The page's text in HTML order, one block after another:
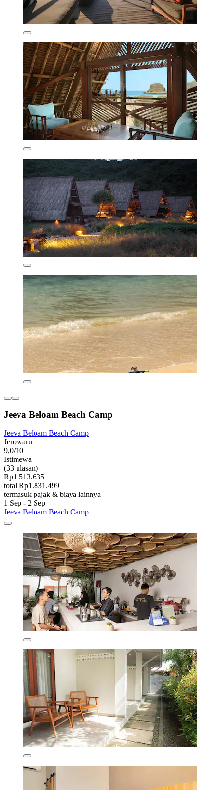
Jeeva Beloam Beach Camp
Jeeva Beloam Beach Camp
Jerowaru
9,0/10
Istimewa
(33 ulasan)
Rp1.513.635
total Rp1.831.499
termasuk pajak & biaya lainnya
1 Sep - 2 Sep
Jeeva Beloam Beach Camp